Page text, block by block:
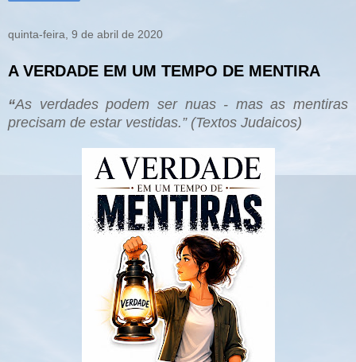
quinta-feira, 9 de abril de 2020
A VERDADE EM UM TEMPO DE MENTIRA
“As verdades podem ser nuas - mas as mentiras
precisam de estar vestidas.” (Textos Judaicos)